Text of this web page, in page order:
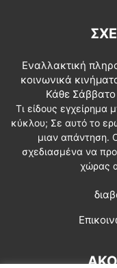
Εναλλακτική
κοινωνικά
Κάθε Σάββατο
Τι είδους εγχείρημα
κύκλου; Σε αυτό το
μιαν απάντηση.
σχεδιασμένα να
χώρας